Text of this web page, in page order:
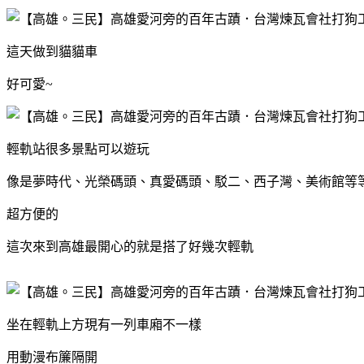
這天做到貓貓車
好可愛~
輕軌站很多景點可以遊玩
像是夢時代、光榮碼頭、真愛碼頭、駁二、西子灣、美術館等
超方便的
這次來到高雄最開心的就是搭了好幾次輕軌
坐在輕軌上方現有一列車廂不一樣
用動漫布簾隔開